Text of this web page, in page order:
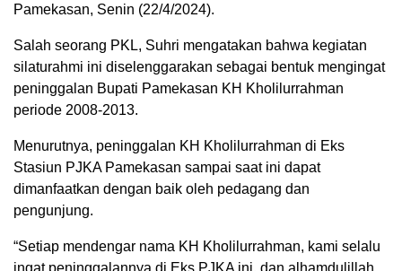
Pamekasan, Senin (22/4/2024).
Salah seorang PKL, Suhri mengatakan bahwa kegiatan
silaturahmi ini diselenggarakan sebagai bentuk mengingat
peninggalan Bupati Pamekasan KH Kholilurrahman
periode 2008-2013.
Menurutnya, peninggalan KH Kholilurrahman di Eks
Stasiun PJKA Pamekasan sampai saat ini dapat
dimanfaatkan dengan baik oleh pedagang dan
pengunjung.
“Setiap mendengar nama KH Kholilurrahman, kami selalu
ingat peninggalannya di Eks PJKA ini, dan alhamdulillah